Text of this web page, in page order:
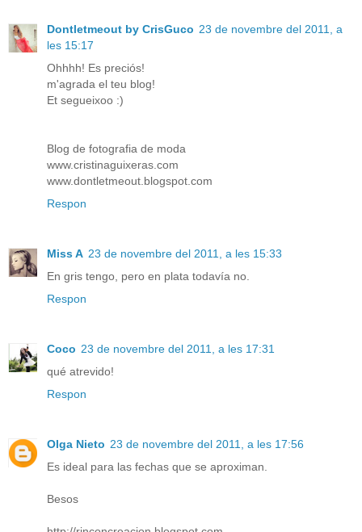
Dontletmeout by CrisGuco 23 de novembre del 2011, a
les 15:17
Ohhhh! Es preciós!
m'agrada el teu blog!
Et segueixoo :)
Blog de fotografia de moda
www.cristinaguixeras.com
www.dontletmeout.blogspot.com
Respon
Miss A 23 de novembre del 2011, a les 15:33
En gris tengo, pero en plata todavía no.
Respon
Coco 23 de novembre del 2011, a les 17:31
qué atrevido!
Respon
Olga Nieto 23 de novembre del 2011, a les 17:56
Es ideal para las fechas que se aproximan.
Besos